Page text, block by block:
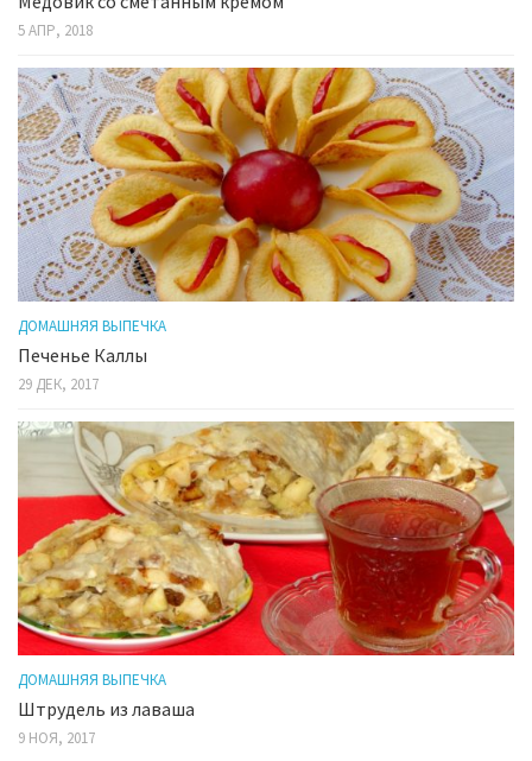
5 АПР, 2018
ДОМАШНЯЯ ВЫПЕЧКА
Печенье Каллы
29 ДЕК, 2017
ДОМАШНЯЯ ВЫПЕЧКА
Штрудель из лаваша
9 НОЯ, 2017